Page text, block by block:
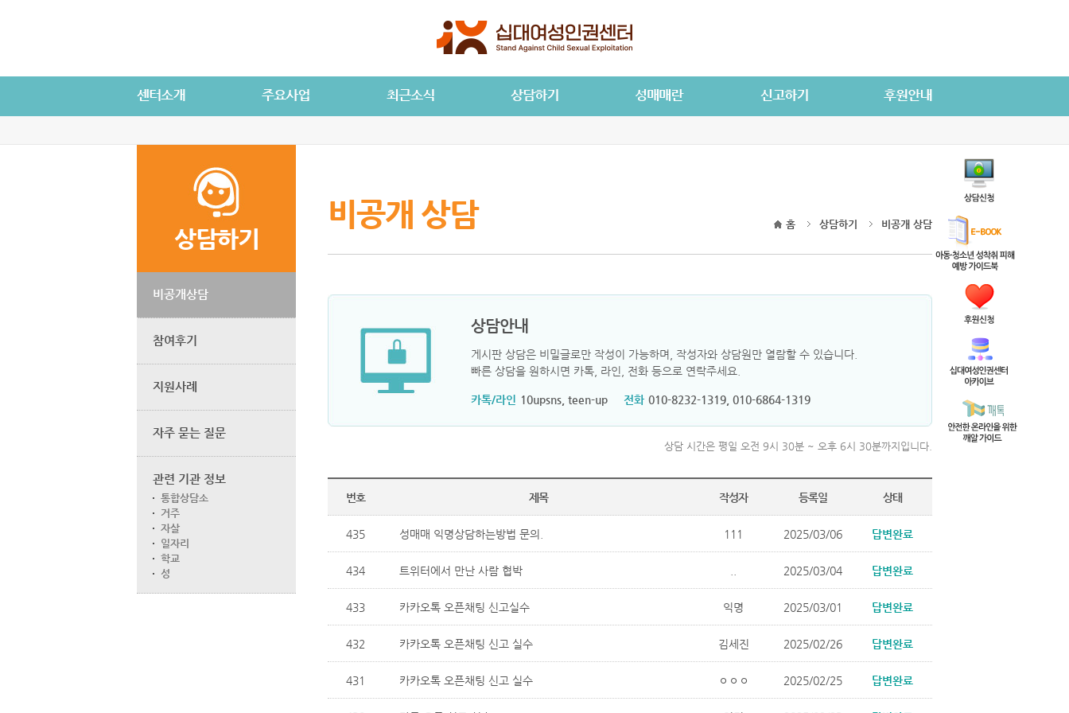
상담하기
비공개상담
참여후기
지원사례
자주 묻는 질문
관련 기관 정보
통합상담소
거주
자살
일자리
학교
성
비공개 상담 홈 상담하기 비공개 상담
상담안내
게시판 상담은 비밀글로만 작성이 가능하며, 작성자와 상담원만 열람할 수 있습니다.
빠른 상담을 원하시면 카톡, 라인, 전화 등으로 연락주세요.
카톡/라인 10upsns, teen-up 전화 010-8232-1319, 010-6864-1319
상담 시간은 평일 오전 9시 30분 ~ 오후 6시 30분까지입니다.
번호 제목 작성자 등록일 상태
435 성매매 익명상담하는방법 문의. 111 2025/03/06 답변완료
434 트위터에서 만난 사람 협박 2025/03/04 답변완료
433 카카오톡 오픈채팅 신고실수 익명 2025/03/01 답변완료
432 카카오톡 오픈채팅 신고 실수 김세진 2025/02/26 답변완료
431 카카오톡 오픈채팅 신고 실수 ㅇㅇㅇ 2025/02/25 답변완료